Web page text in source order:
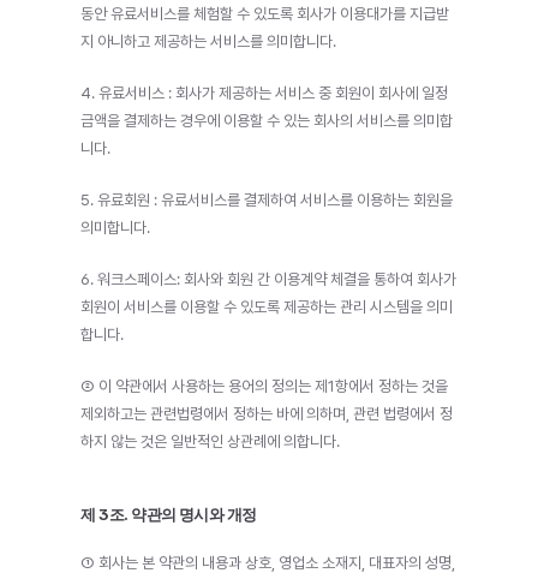
동안 유료서비스를 체험할 수 있도록 회사가 이용대가를 지급받
지 아니하고 제공하는 서비스를 의미합니다.
4. 유료서비스 : 회사가 제공하는 서비스 중 회원이 회사에 일정
금액을 결제하는 경우에 이용할 수 있는 회사의 서비스를 의미합
니다.
5. 유료회원 : 유료서비스를 결제하여 서비스를 이용하는 회원을
의미합니다.
6. 워크스페이스: 회사와 회원 간 이용계약 체결을 통하여 회사가
회원이 서비스를 이용할 수 있도록 제공하는 관리 시스템을 의미
합니다.
② 이 약관에서 사용하는 용어의 정의는 제1항에서 정하는 것을
제외하고는 관련법령에서 정하는 바에 의하며, 관련 법령에서 정
하지 않는 것은 일반적인 상관례에 의합니다.
제 3조. 약관의 명시와 개정
① 회사는 본 약관의 내용과 상호, 영업소 소재지, 대표자의 성명,